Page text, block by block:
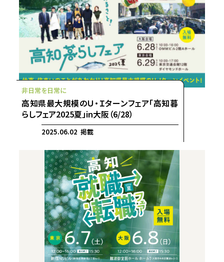
高知県最大規模のＵ・Ｉターンフェア「高知暮
らしフェア2025夏」in大阪（6/28）
2025.06.02 掲載